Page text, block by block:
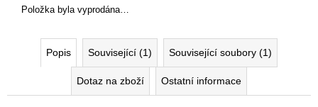
Položka byla vyprodána…
Popis Související (1) Související soubory (1)
Dotaz na zboží Ostatní informace